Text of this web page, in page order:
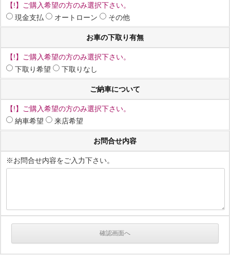
【!】ご購入希望の方のみ選択下さい。
現金支払
オートローン その他
お車の下取り有無
【!】ご購入希望の方のみ選択下さい。
下取り希望
下取りなし
ご納車について
【!】ご購入希望の方のみ選択下さい。
納車希望
来店希望
お問合せ内容
※お問合せ内容をご入力下さい。